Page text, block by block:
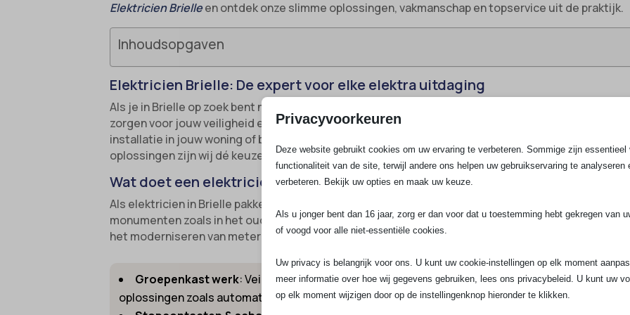
Elektricien Brielleen ontdek onze slimme oplossingen, vakmanschap en topservice uit de praktijk.
Inhoudsopgaven
Elektricien Brielle: De expert voor elke elektra uitdaging
Als je in Brielle op zoek bent naar een betrouwbare elektricien, dan zit je bij SA Elektro Experts
zorgen voor jouw veiligheid en comfort en leveren altijd vakwerk, of het nu gaat om een kleine
installatie in jouw woning of bedrijf. Dankzij onze diepgaande kennis van elektrotechniek, actuele
oplossingen zijn wij dé keuze in regio Brielle voor professionele elektra.
Wat doet een elektricien in Brielle precies?
Als elektricien in Brielle pakken wij een breed scala aan elektrotechnische werkzaamheden op.
monumenten zoals in het oude centrum van Brielle, als nieuwbouw van vakkundige installaties.
het moderniseren van meterkasten of aanleggen van krachtstroom voor inductiekookplaten; ons
Groepenkast werk: Veilige installatie, uitbreiding of vervanging volgens NEN1010 en
oplossingen zoals automaten, aardlekschakelaars en voorbereiding voor zonnepanelen of
Privacyvoorkeuren
Deze website gebruikt cookies om uw ervaring te verbeteren. Sommige zijn essentieel
functionaliteit van de site, terwijl andere ons helpen uw gebruikservaring te analyseren
verbeteren. Bekijk uw opties en maak uw keuze.
Als u jonger bent dan 16 jaar, zorg er dan voor dat u toestemming hebt gekregen van
of voogd voor alle niet-essentiële cookies.
Uw privacy is belangrijk voor ons. U kunt uw cookie-instellingen op elk moment
meer informatie over hoe wij gegevens gebruiken, lees ons privacybeleid. U kunt uw
op elk moment wijzigen door op de instellingenknop hieronder te klikken.